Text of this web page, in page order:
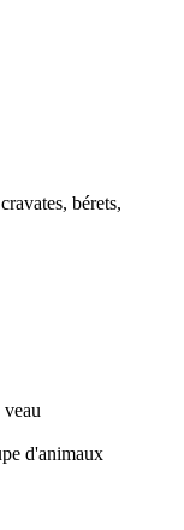
bérets,
d'animaux